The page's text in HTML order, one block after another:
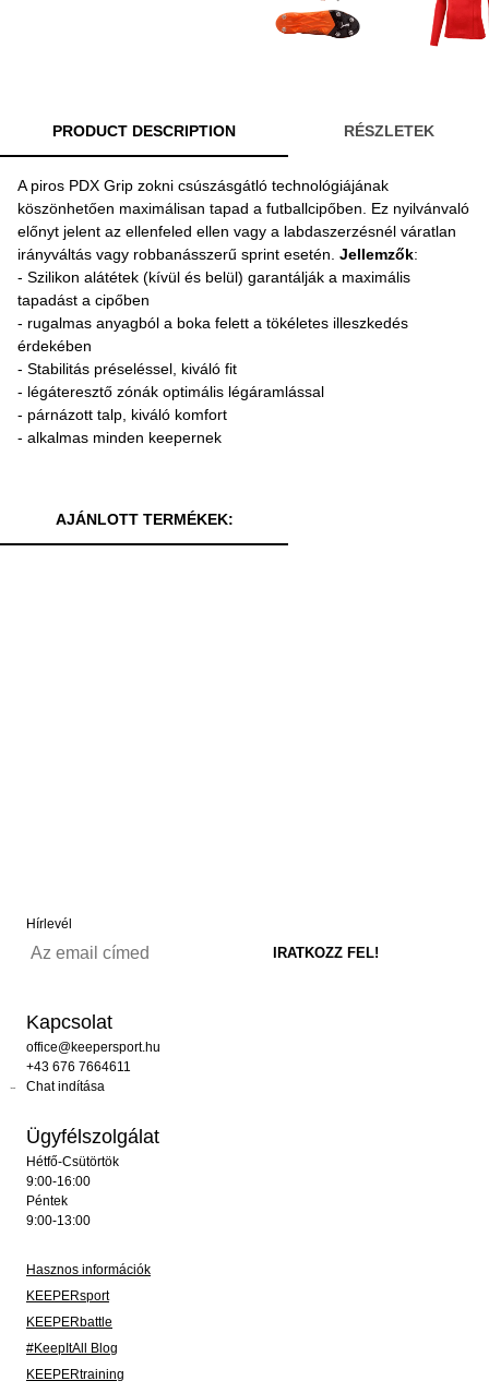
PRODUCT DESCRIPTION RÉSZLETEK
A piros PDX Grip zokni csúszásgátló technológiájának
köszönhetően maximálisan tapad a futballcipőben. Ez nyilvánvaló
előnyt jelent az ellenfeled ellen vagy a labdaszerzésnél váratlan
irányváltás vagy robbanásszerű sprint esetén. Jellemzők:
- Szilikon alátétek (kívül és belül) garantálják a maximális
tapadást a cipőben
- rugalmas anyagból a boka felett a tökéletes illeszkedés
érdekében
- Stabilitás préseléssel, kiváló fit
- légáteresztő zónák optimális légáramlással
- párnázott talp, kiváló komfort
- alkalmas minden keepernek
AJÁNLOTT TERMÉKEK:
Hírlevél
Kapcsolat
office@keepersport.hu
+43 676 7664611
Chat indítása
Ügyfélszolgálat
Hétfő-Csütörtök
9:00-16:00
Péntek
9:00-13:00
Hasznos információk
KEEPERsport
KEEPERbattle
#KeepItAll Blog
KEEPERtraining